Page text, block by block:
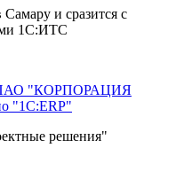
и сразится с
1С:ИТС
ПАО "КОРПОРАЦИЯ
"1C:ERP"
решения"